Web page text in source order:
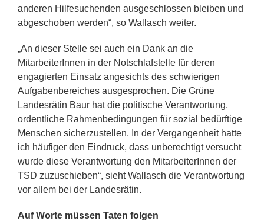
anderen Hilfesuchenden ausgeschlossen bleiben und
abgeschoben werden“, so Wallasch weiter.
„An dieser Stelle sei auch ein Dank an die
MitarbeiterInnen in der Notschlafstelle für deren
engagierten Einsatz angesichts des schwierigen
Aufgabenbereiches ausgesprochen. Die Grüne
Landesrätin Baur hat die politische Verantwortung,
ordentliche Rahmenbedingungen für sozial bedürftige
Menschen sicherzustellen. In der Vergangenheit hatte
ich häufiger den Eindruck, dass unberechtigt versucht
wurde diese Verantwortung den MitarbeiterInnen der
TSD zuzuschieben“, sieht Wallasch die Verantwortung
vor allem bei der Landesrätin.
Auf Worte müssen Taten folgen